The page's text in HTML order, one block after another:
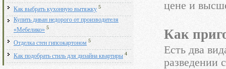
Как выбрать кухонную вытяжку 5
Купить диван недорого от производителя
«Мебелико» 5
Отделка стен гипсокартоном 5
Как подобрать стиль для дизайна квартиры 4
цене и
Как
Есть два
разведении